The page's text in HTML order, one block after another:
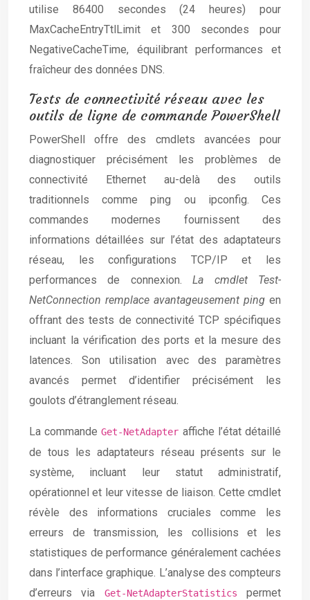
utilise 86400 secondes (24 heures) pour
MaxCacheEntryTtlLimit et 300 secondes pour
NegativeCacheTime, équilibrant performances et
fraîcheur des données DNS.
Tests de connectivité réseau avec les
outils de ligne de commande PowerShell
PowerShell offre des cmdlets avancées pour
diagnostiquer précisément les problèmes de
connectivité Ethernet au-delà des outils
traditionnels comme ping ou ipconfig. Ces
commandes modernes fournissent des
informations détaillées sur l’état des adaptateurs
réseau, les configurations TCP/IP et les
performances de connexion.La cmdlet Test-
NetConnection remplace avantageusement ping en
offrant des tests de connectivité TCP spécifiques
incluant la vérification des ports et la mesure des
latences. Son utilisation avec des paramètres
avancés permet d’identifier précisément les
goulots d’étranglement réseau.
La commandeGet-NetAdapter affiche l’état détaillé
de tous les adaptateurs réseau présents sur le
système, incluant leur statut administratif,
opérationnel et leur vitesse de liaison. Cette cmdlet
révèle des informations cruciales comme les
erreurs de transmission, les collisions et les
statistiques de performance généralement cachées
dans l’interface graphique. L’analyse des compteurs
d’erreurs via
Get-NetAdapterStatistics
permet